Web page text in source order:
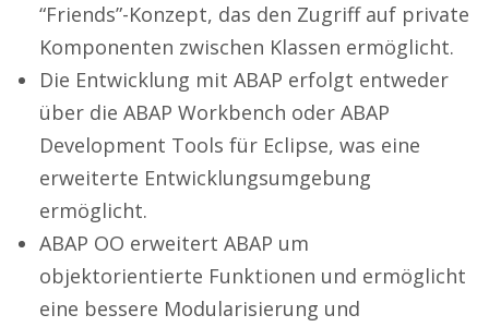
“Friends”-Konzept, das den Zugriff auf private
Komponenten zwischen Klassen ermöglicht.
Die Entwicklung mit ABAP erfolgt entweder
über die ABAP Workbench oder ABAP
Development Tools für Eclipse, was eine
erweiterte Entwicklungsumgebung
ermöglicht.
ABAP OO erweitert ABAP um
objektorientierte Funktionen und ermöglicht
eine bessere Modularisierung und